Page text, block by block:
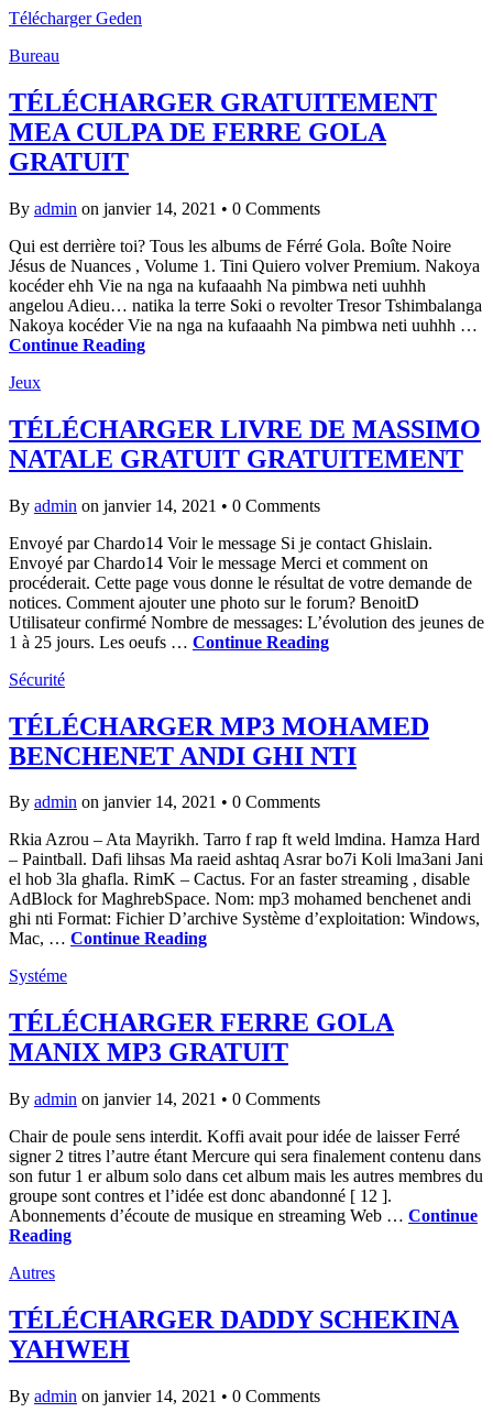
Télécharger Geden
Bureau
TÉLÉCHARGER GRATUITEMENT
MEA CULPA DE FERRE GOLA
GRATUIT
By admin on janvier 14, 2021 • 0 Comments
Qui est derrière toi? Tous les albums de Férré Gola. Boîte Noire
Jésus de Nuances , Volume 1. Tini Quiero volver Premium. Nakoya
kocéder ehh Vie na nga na kufaaahh Na pimbwa neti uuhhh
angelou Adieu… natika la terre Soki o revolter Tresor Tshimbalanga
Nakoya kocéder Vie na nga na kufaaahh Na pimbwa neti uuhhh …
Continue Reading
Jeux
TÉLÉCHARGER LIVRE DE MASSIMO
NATALE GRATUIT GRATUITEMENT
By admin on janvier 14, 2021 • 0 Comments
Envoyé par Chardo14 Voir le message Si je contact Ghislain.
Envoyé par Chardo14 Voir le message Merci et comment on
procéderait. Cette page vous donne le résultat de votre demande de
notices. Comment ajouter une photo sur le forum? BenoitD
Utilisateur confirmé Nombre de messages: L’évolution des jeunes de
1 à 25 jours. Les oeufs … Continue Reading
Sécurité
TÉLÉCHARGER MP3 MOHAMED
BENCHENET ANDI GHI NTI
By admin on janvier 14, 2021 • 0 Comments
Rkia Azrou – Ata Mayrikh. Tarro f rap ft weld lmdina. Hamza Hard
– Paintball. Dafi lihsas Ma raeid ashtaq Asrar bo7i Koli lma3ani Jani
el hob 3la ghafla. RimK – Cactus. For an faster streaming , disable
AdBlock for MaghrebSpace. Nom: mp3 mohamed benchenet andi
ghi nti Format: Fichier D’archive Système d’exploitation: Windows,
Mac, … Continue Reading
Systéme
TÉLÉCHARGER FERRE GOLA
MANIX MP3 GRATUIT
By admin on janvier 14, 2021 • 0 Comments
Chair de poule sens interdit. Koffi avait pour idée de laisser Ferré
signer 2 titres l’autre étant Mercure qui sera finalement contenu dans
son futur 1 er album solo dans cet album mais les autres membres du
groupe sont contres et l’idée est donc abandonné [ 12 ].
Abonnements d’écoute de musique en streaming Web … Continue
Reading
Autres
TÉLÉCHARGER DADDY SCHEKINA
YAHWEH
By admin on janvier 14, 2021 • 0 Comments